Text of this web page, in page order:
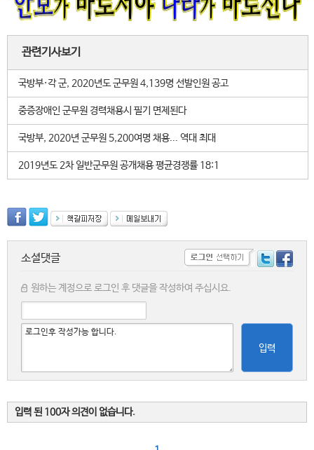
관련기사보기
국방부·각 군, 2020년도 군무원 4,139명 선발인원 공고
중증장애인 군무원 경력채용시 필기 면제된다
국방부, 2020년 군무원 5,200여명 채용... 역대 최대
2019년도 2차 일반군무원 공개채용 평균경쟁률 18:1
소셜댓글
원하는 계정으로 로그인 후 댓글을 작성하여 주십시요.
입력
입력 된 100자 의견이 없습니다.